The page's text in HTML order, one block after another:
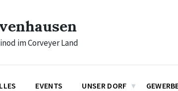
im Corveyer Land
EVENTS UNSER DORF